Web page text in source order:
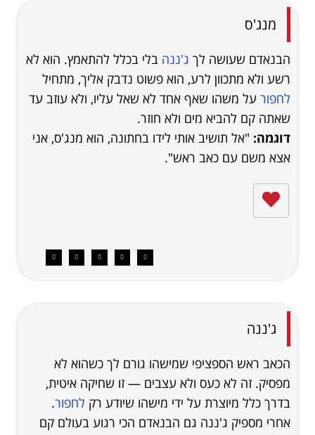
מנג'ס
הבנאדם שעושה לך ג'ננה בלי בכלל להתאמץ. הוא לא
רשע ולא מתכוון לרע, הוא פשוט נדבק אליך, מתחיל
לחפור על משהו שאף אחד לא שאל עליו, ולא עוזב עד
שאתה קם להביא מים ולא חוזר.
דוגמה: "אל תושיב אותי לידו בחתונה, הוא מנג'ס, אני
אצא משם עם כאב ראש".
ג'ננה
הכאב ראש הספציפי שמישהו גורם לך כשהוא לא
מפסיק. זה לא כעס ולא עצבים — זו שחיקה איטית,
בדרך כלל מיוצרת על ידי מישהו שיודע רק לחפור.
אחרי מספיק ג'ננה גם הבנאדם הכי רגוע בעולם קם